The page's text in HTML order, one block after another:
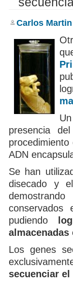
Carlos Martin
presencia
ADN
Se han
disecado y
pudiendo
Los genes
secuenciar